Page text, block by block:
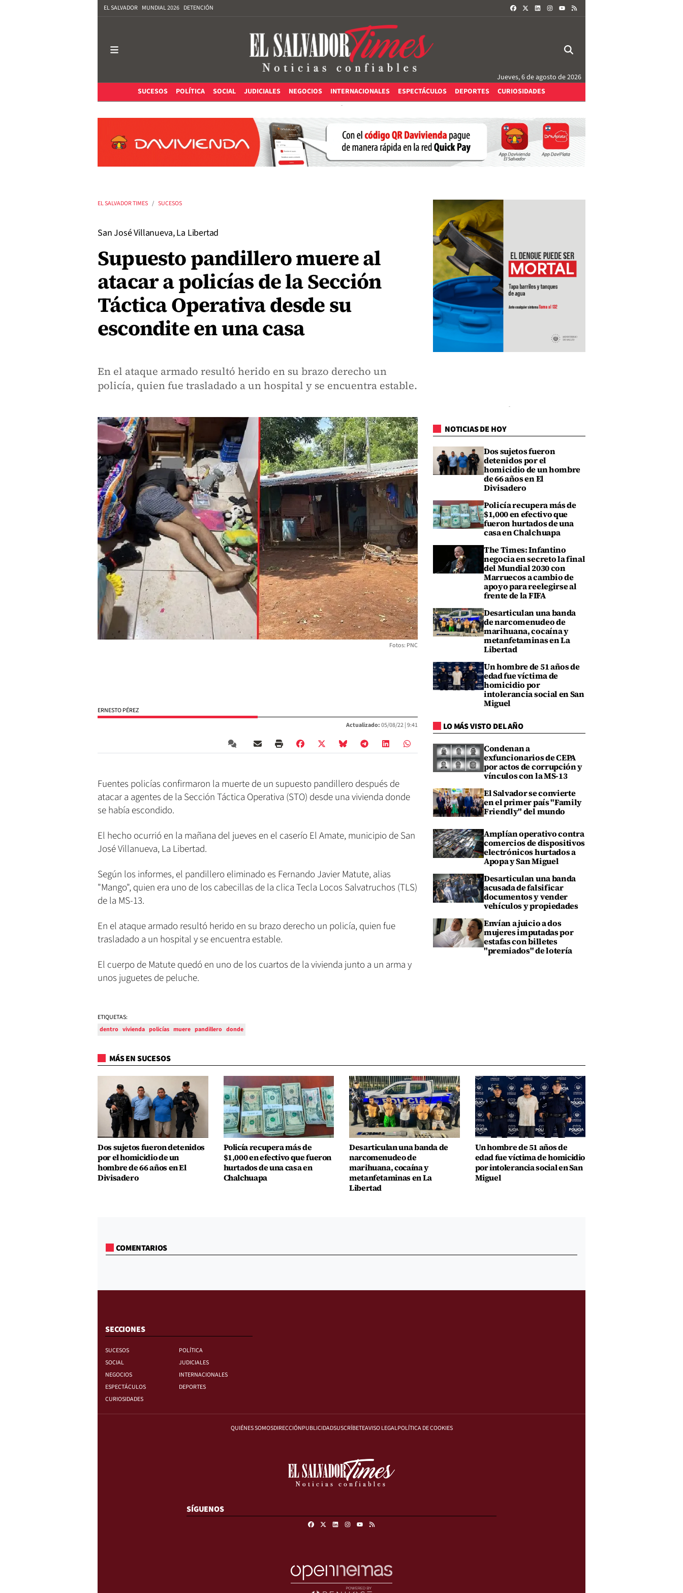
EL SALVADOR MUNDIAL 2026 DETENCIÓN FACEBOOKLINKEDININSTAGRAM
Jueves, 6 de agosto de 2026
SUCESOS
POLÍTICA SOCIAL JUDICIALES NEGOCIOS INTERNACIONALES ESPECTÁCULOS DEPORTES CURIOSIDADES
EL SALVADOR TIMES SUCESOS
San José Villanueva, La Libertad
Supuesto pandillero muere al
atacar a policías de la Sección
Táctica Operativa desde su
escondite en una casa
En el ataque armado resultó herido en su brazo derecho un
policía, quien fue trasladado a un hospital y se encuentra estable.
Fotos: PNC
ERNESTO PÉREZ
Actualizado:05/08/22 |9:41
Fuentes policías confirmaron la muerte de un supuesto pandillero después de
atacar a agentes de la Sección Táctica Operativa (STO) desde una vivienda donde
se había escondido.
El hecho ocurrió en la mañana del jueves en el caserío El Amate, municipio de San
José Villanueva, La Libertad.
Según los informes, el pandillero eliminado es Fernando Javier Matute, alias
"Mango", quien era uno de los cabecillas de la clica Tecla Locos Salvatruchos (TLS)
de la MS-13.
En el ataque armado resultó herido en su brazo derecho un policía, quien fue
trasladado a un hospital y se encuentra estable.
El cuerpo de Matute quedó en uno de los cuartos de la vivienda junto a un arma y
unos juguetes de peluche.
ETIQUETAS:
dentro vivienda policías muere pandillero donde
NOTICIAS DE HOY
Dos sujetos fueron
detenidos por el
homicidio de un hombre
de 66 años en El
Divisadero
Policía recupera más de
$1,000 en efectivo que
fueron hurtados de una
casa en Chalchuapa
The Times: Infantino
negocia en secreto la final
del Mundial 2030 con
Marruecos a cambio de
apoyo para reelegirse al
frente de la FIFA
Desarticulan una banda
de narcomenudeo de
marihuana, cocaína y
metanfetaminas en La
Libertad
Un hombre de 51 años de
edad fue víctima de
homicidio por
intolerancia social en San
Miguel
LO MÁS VISTO DEL AÑO
Condenan a
exfuncionarios de CEPA
por actos de corrupción y
vínculos con la MS-13
El Salvador se convierte
en el primer país "Family
Friendly" del mundo
Amplían operativo contra
comercios de dispositivos
electrónicos hurtados a
Apopa y San Miguel
Desarticulan una banda
acusada de falsificar
documentos y vender
vehículos y propiedades
Envían a juicio a dos
mujeres imputadas por
estafas con billetes
"premiados" de lotería
MÁS EN SUCESOS
Dos sujetos fueron detenidos
por el homicidio de un
hombre de 66 años en El
Divisadero
Policía recupera más de
$1,000 en efectivo que fueron
hurtados de una casa en
Chalchuapa
Desarticulan una banda de
narcomenudeo de
marihuana, cocaína y
metanfetaminas en La
Libertad
Un hombre de 51 años de
edad fue víctima de homicidio
por intolerancia social en San
Miguel
COMENTARIOS
SECCIONES
SUCESOS
POLÍTICA
SOCIAL
JUDICIALES
NEGOCIOS
INTERNACIONALES
ESPECTÁCULOS
DEPORTES
CURIOSIDADES
QUIÉNES SOMOSDIRECCIÓNPUBLICIDADSUSCRÍBETEAVISO LEGALPOLÍTICA DE COOKIES
SÍGUENOS
FacebookLinkedinInstagram